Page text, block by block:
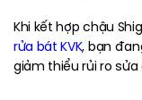
Khi kết hợp chậu
rửa bát KVK, bạn
giảm thiểu rủi ro